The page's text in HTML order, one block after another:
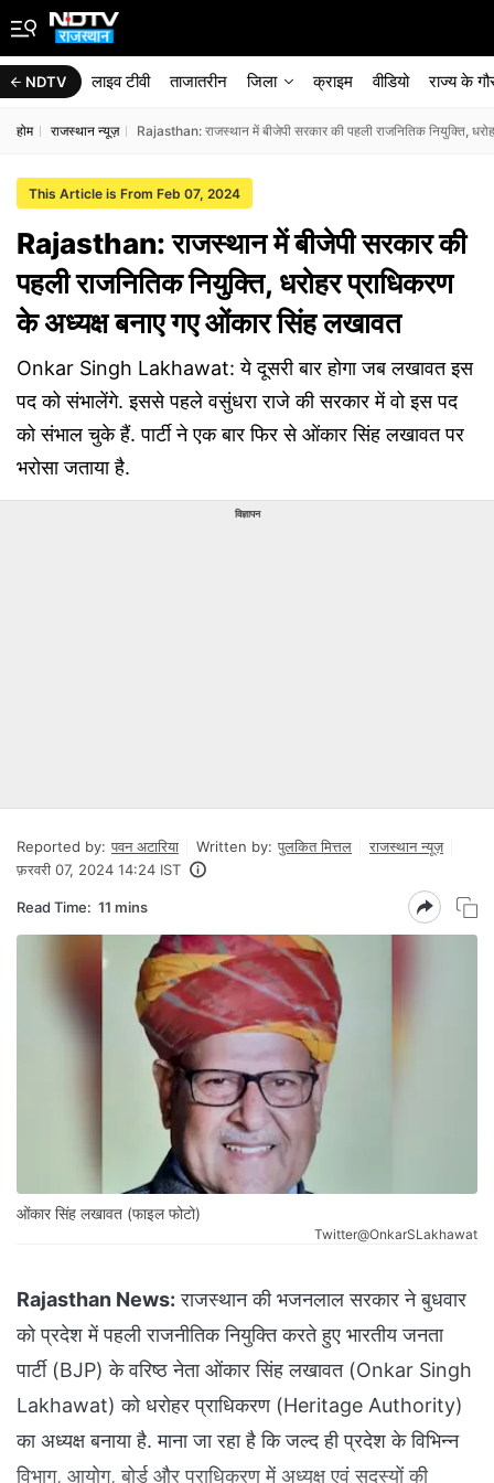
NDTV लाइव टीवी ताजातरीन जिला क्राइम वीडियो राज्‍य के
होम राजस्थान न्यूज़ Rajasthan: राजस्थान में बीजेपी सरकार की पहली राजनितिक नियुक्ति,
This Article is From Feb 07, 2024
Rajasthan: राजस्थान में बीजेपी सरकार की
पहली राजनितिक नियुक्ति, धरोहर प्राधिकरण
के अध्यक्ष बनाए गए ओंकार सिंह लखावत
Onkar Singh Lakhawat: ये दूसरी बार होगा जब लखावत इस
पद को संभालेंगे. इससे पहले वसुंधरा राजे की सरकार में वो इस पद
को संभाल चुके हैं. पार्टी ने एक बार फिर से ओंकार सिंह लखावत पर
भरोसा जताया है.
विज्ञापन
Reported by: पवन अटारिया Written by: पुलकित मित्तल
राजस्थान न्यूज़
फ़रवरी 07, 2024 14:24 IST
Read Time: 11 mins
ओंकार सिंह लखावत (फाइल फोटो)
Twitter@OnkarSLakhawat
Rajasthan News: राजस्थान की भजनलाल सरकार ने बुधवार
को प्रदेश में पहली राजनीतिक नियुक्ति करते हुए भारतीय जनता
पार्टी (BJP) के वरिष्ठ नेता ओंकार सिंह लखावत (Onkar Singh
Lakhawat) को धरोहर प्राधिकरण (Heritage Authority)
का अध्यक्ष बनाया है. माना जा रहा है कि जल्द ही प्रदेश के विभिन्न
विभाग, आयोग, बोर्ड और प्राधिकरण में अध्यक्ष एवं सदस्यों की